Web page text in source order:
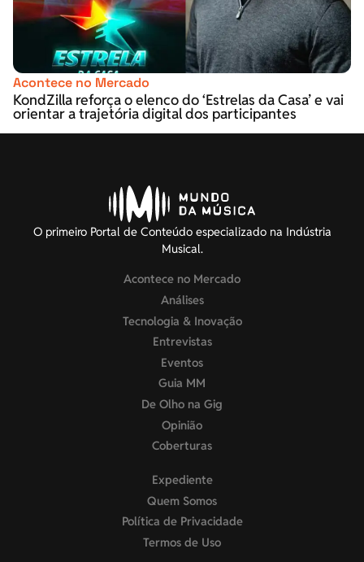
Acontece no Mercado
KondZilla reforça o elenco do ‘Estrelas da Casa’ e vai
orientar a trajetória digital dos participantes
O primeiro Portal de Conteúdo especializado na Indústria
Musical.
Acontece no Mercado
Análises
Tecnologia & Inovação
Entrevistas
Eventos
Guia MM
De Olho na Gig
Opinião
Coberturas
Expediente
Quem Somos
Política de Privacidade
Termos de Uso